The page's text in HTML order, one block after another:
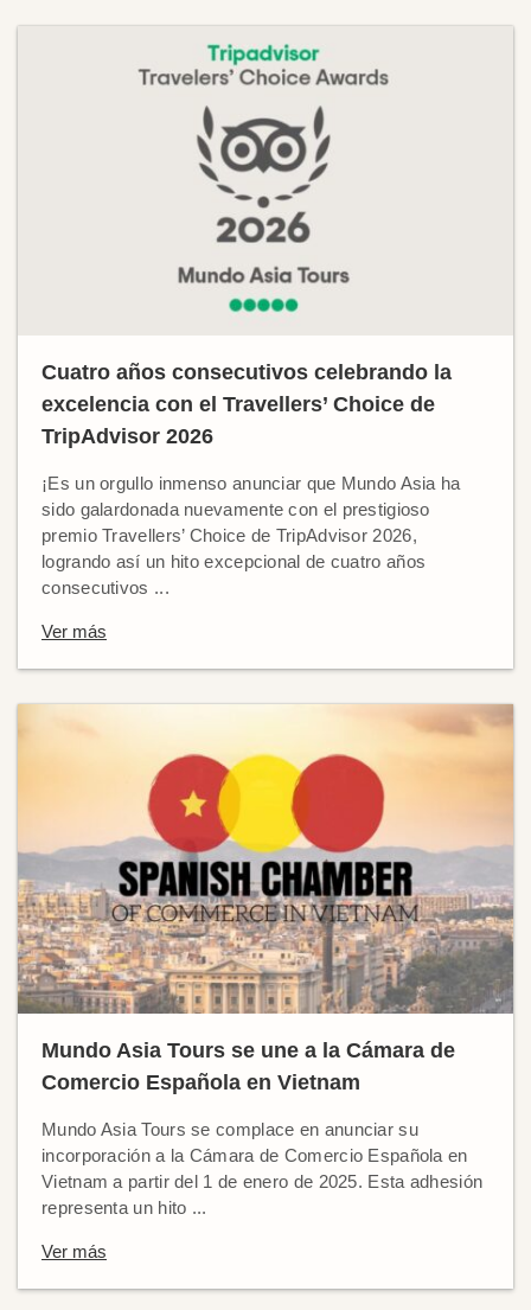
Cuatro años consecutivos celebrando la
excelencia con el Travellers’ Choice de
TripAdvisor 2026
¡Es un orgullo inmenso anunciar que Mundo Asia ha
sido galardonada nuevamente con el prestigioso
premio Travellers’ Choice de TripAdvisor 2026,
logrando así un hito excepcional de cuatro años
consecutivos ...
Ver más
Mundo Asia Tours se une a la Cámara de
Comercio Española en Vietnam
Mundo Asia Tours se complace en anunciar su
incorporación a la Cámara de Comercio Española en
Vietnam a partir del 1 de enero de 2025. Esta adhesión
representa un hito ...
Ver más